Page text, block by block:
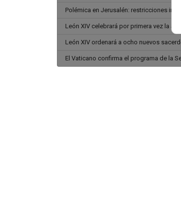
Polémica en Jerusalén: restricciones
León XIV celebrará por primera vez la
León XIV ordenará a ocho nuevos
El Vaticano confirma el programa de la